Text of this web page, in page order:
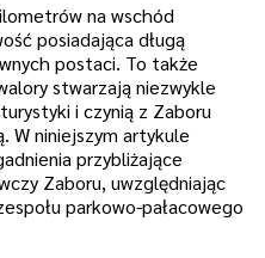
na wschód
posiadająca długą
postaci. To także
stwarzają niezwykle
i czynią z Zaboru
W niniejszym artykule
przybliżające
Zaboru, uwzględniając
parkowo-pałacowego